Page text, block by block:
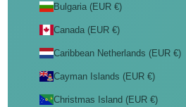
Bulgaria (EUR €)
Canada (EUR €)
Caribbean Netherlands (EUR €)
Cayman Islands (EUR €)
Christmas Island (EUR €)